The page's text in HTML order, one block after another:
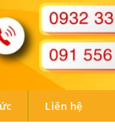
Liên hệ